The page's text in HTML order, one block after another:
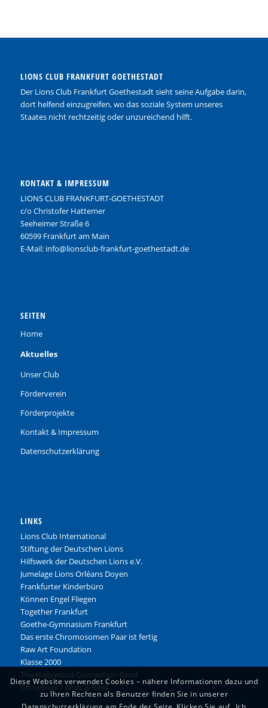
LIONS CLUB FRANKFURT GOETHESTADT
Der Lions Club Frankfurt Goethestadt sieht seine Aufgabe darin,
dort helfend einzugreifen, wo das soziale System unseres
Staates nicht rechtzeitig oder unzureichend hilft.
KONTAKT & IMPRESSUM
LIONS CLUB FRANKFURT-GOETHESTADT
c/o Christofer Hattemer
Seeheimer Straße 6
60599 Frankfurt am Main
E-Mail: info@lionsclub-frankfurt-goethestadt.de
SEITEN
Home
Aktuelles
Unser Club
Förderverein
Förderprojekte
Kontakt & Impressum
Datenschutzerklärung
LINKS
Lions Club International
Stiftung der Deutschen Lions
Hilfswerk der Deutschen Lions e.V.
Jumelage Lions Orléans Doyen
Frankfurter Kinderbüro
Können Engel Fliegen
Together Frankfurt
Goethe-Gymnasium Frankfurt
Das erste Chromosomen Paar ist fertig
Raw Art Foundation
Klasse 2000
The Hollywood Connection Band
Comebags/ Birds & Bees
Diese Website verwendet Cookies – nähere Informationen dazu und
zu Ihren Rechten als Benutzer finden Sie in unserer